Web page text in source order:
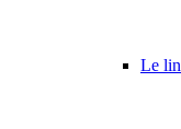
Le